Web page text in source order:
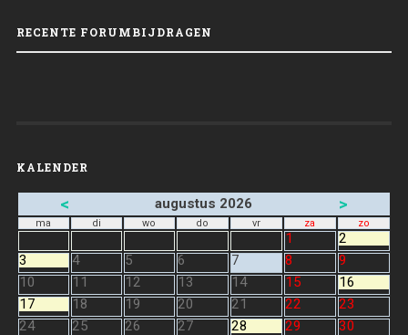
RECENTE FORUMBIJDRAGEN
KALENDER
< augustus 2026 >
ma di wo do vr za zo
1
2
3
4 5 6 7 8
9
10
11 12 13 14 15
16
17
18 19 20 21 22
23
24
25 26 27 28 29
30